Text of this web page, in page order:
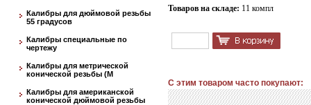
Калибры для дюймовой резьбы
55 градусов
Калибры специальные по
чертежу
Калибры для метрической
конической резьбы (М
Калибры для американской
конической дюймовой резьбы
Товаров на складе: 11 компл
С этим товаром часто покупают: